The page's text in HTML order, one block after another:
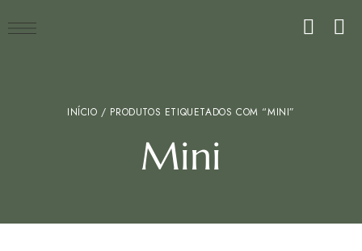
INÍCIO / PRODUTOS ETIQUETADOS COM “MINI”
Mini